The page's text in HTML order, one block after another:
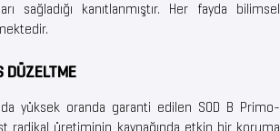
sağladığı kanıtlanmıştır. Her fayda bilimsel
DÜZELTME
yüksek oranda garanti edilen SOD B Primo-
radikal üretiminin kaynağında etkin bir koruma